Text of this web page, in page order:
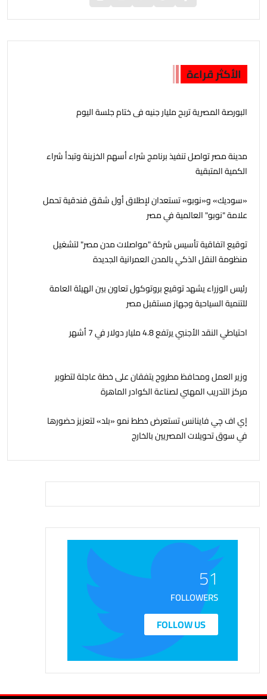
الأكثر قراءة
البورصة المصرية تربح مليار جنيه فى ختام جلسة اليوم
مدينة مصر تواصل تنفيذ برنامج شراء أسهم الخزينة وتبدأ شراء
الكمية المتبقية
«سوديك» و«نوبو» تستعدان لإطلاق أول شقق فندقية تحمل
علامة "نوبو" العالمية في مصر
توقيع اتفاقية تأسيس شركة "مواصلات مدن مصر" لتشغيل
منظومة النقل الذكي بالمدن العمرانية الجديدة
رئيس الوزراء يشهد توقيع بروتوكول تعاون بين الهيئة العامة
للتنمية السياحية وجهاز مستقبل مصر
احتياطي النقد الأجنبي يرتفع 4.8 مليار دولار في 7 أشهر
وزير العمل ومحافظ مطروح يتفقان على خطة عاجلة لتطوير
مركز التدريب المهني لصناعة الكوادر الماهرة
إي اف چي فاينانس تستعرض خطط نمو «بلد» لتعزيز حضورها
في سوق تحويلات المصريين بالخارج
51
FOLLOWERS
FOLLOW US